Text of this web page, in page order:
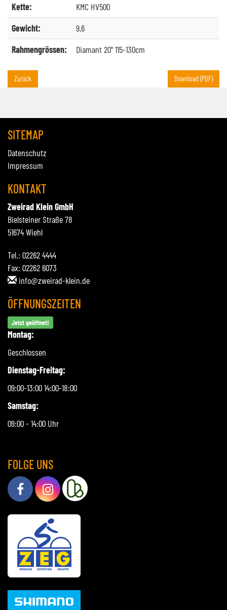
Kette:
KMC HV500
Gewicht:
9,6
Rahmengrössen:
Diamant 20" 115-130cm
Zurück Download (PDF)
SITEMAP
Datenschutz
Impressum
KONTAKT
Zweirad Klein GmbH
Bielsteiner Straße 78
51674 Wiehl
Tel.: 02262 4444
Fax: 02262 6073
info@zweirad-klein.de
ÖFFNUNGSZEITEN
Jetzt geöffnet!
Montag:
Geschlossen
Dienstag-Freitag:
09:00-13:00 14:00-18:00
Samstag:
09:00 - 14:00 Uhr
FOLGE UNS